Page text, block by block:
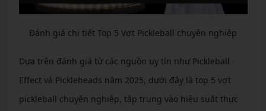
Đánh giá chi tiết Top 5 Vợt Pickleball chuyên nghiệp
Dựa trên đánh giá từ các nguồn uy tín như Pickleball
Effect và Pickleheads năm 2025, dưới đây là top 5 vợt
pickleball chuyên nghiệp, tập trung vào hiệu suất thực